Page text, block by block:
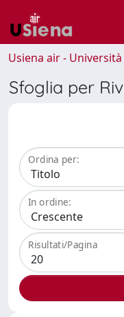
Usiena air - Università
Sfoglia per
Ordina per:
In ordine:
Risultati/Pagina